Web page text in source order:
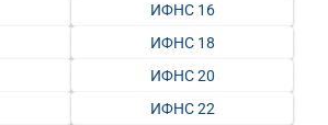
ИФНС 16
ИФНС 18
ИФНС 20
ИФНС 22